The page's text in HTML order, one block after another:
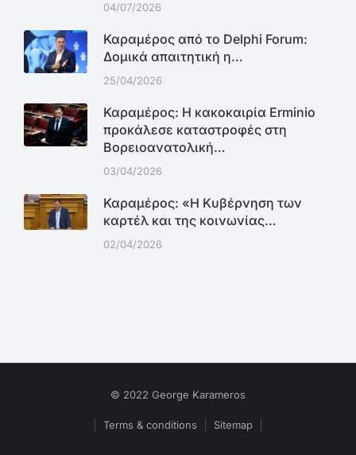
04/07/2026
Καραμέρος από το Delphi Forum:
Δομικά απαιτητική η…
25/04/2026
Καραμέρος: Η κακοκαιρία Erminio
προκάλεσε καταστροφές στη
Βορειοανατολική…
03/04/2026
Καραμέρος: «Η Κυβέρνηση των
καρτέλ και της κοινωνίας…
02/04/2026
© 2022 George Karameros
Terms & conditions Sitemap